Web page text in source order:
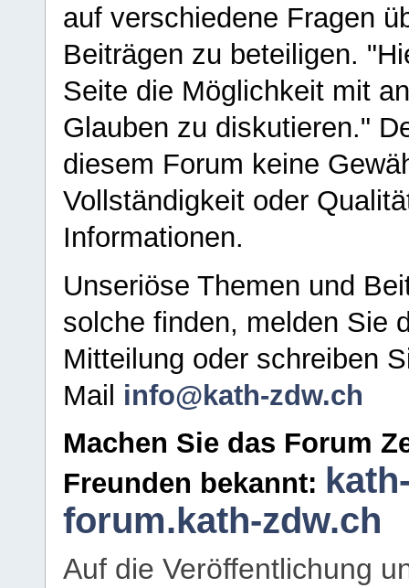
auf verschiedene Fragen
Beiträgen zu beteiligen.
Seite die Möglichkeit mit
Glauben zu diskutieren."
diesem Forum keine
Vollständigkeit oder
Informationen.
Unseriöse Themen und
solche finden, melden Sie
Mitteilung oder schreiben
Mail info@kath-zdw.ch
Machen Sie das Forum
Freunden bekannt:
forum.kath-zdw.ch
Auf die Veröffentlichung